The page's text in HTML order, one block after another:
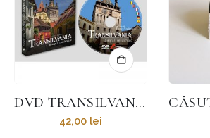
CĂSUȚE GERMANE MICI DIN LUT
28,00lei